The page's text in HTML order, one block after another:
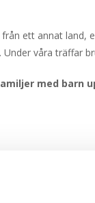
ett annat
våra träffar
med barn